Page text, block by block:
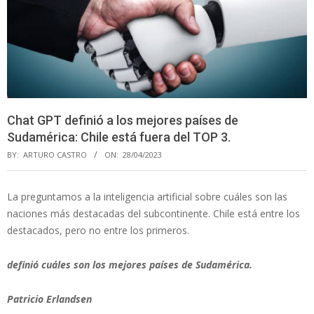
Chat GPT definió a los mejores países de
Sudamérica: Chile está fuera del TOP 3.
BY: ARTURO CASTRO ON: 28/04/2023
La preguntamos a la inteligencia artificial sobre cuáles son las
naciones más destacadas del subcontinente. Chile está entre los
destacados, pero no entre los primeros.
definió cuáles son los mejores países de Sudamérica.
Patricio Erlandsen